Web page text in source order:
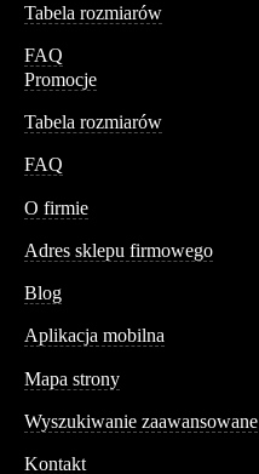
Tabela rozmiarów
FAQ
Promocje
Tabela rozmiarów
FAQ
O firmie
Adres sklepu firmowego
Blog
Aplikacja mobilna
Mapa strony
Wyszukiwanie zaawansowane
Kontakt